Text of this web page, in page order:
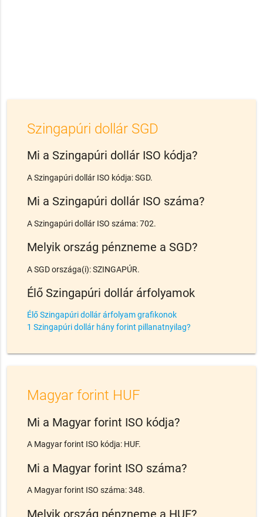
Szingapúri dollár SGD
Mi a Szingapúri dollár ISO kódja?
A Szingapúri dollár ISO kódja: SGD.
Mi a Szingapúri dollár ISO száma?
A Szingapúri dollár ISO száma: 702.
Melyik ország pénzneme a SGD?
A SGD országa(i): SZINGAPÚR.
Élő Szingapúri dollár árfolyamok
Élő Szingapúri dollár árfolyam grafikonok
1 Szingapúri dollár hány forint pillanatnyilag?
Magyar forint HUF
Mi a Magyar forint ISO kódja?
A Magyar forint ISO kódja: HUF.
Mi a Magyar forint ISO száma?
A Magyar forint ISO száma: 348.
Melyik ország pénzneme a HUF?